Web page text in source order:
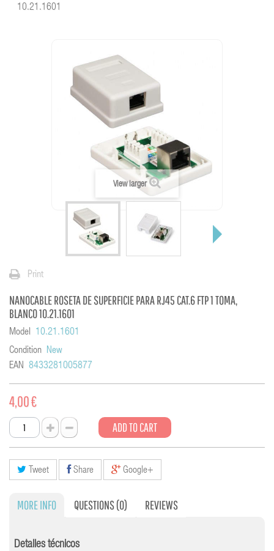
10.21.1601
View larger
Print
NANOCABLE ROSETA DE SUPERFICIE PARA RJ45 CAT.6 FTP 1 TOMA,
BLANCO 10.21.1601
Model
10.21.1601
Condition New
EAN 8433281005877
4,00 €
ADD TO CART
Tweet Share Google+
MORE INFO QUESTIONS(0) REVIEWS
Detalles técnicos